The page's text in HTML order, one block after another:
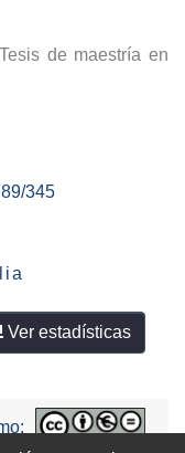
Tesis de maestría en
345
Ver estadísticas